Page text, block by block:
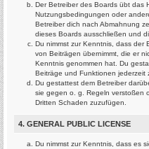
Der Betreiber des Boards übt das
Nutzungsbedingungen oder
Betreiber dich nach Abmahnung
dieses Boards ausschließen und
Du nimmst zur Kenntnis, dass der
von Beiträgen übernimmt, die er
Kenntnis genommen hat. Du
Beiträge und Funktionen jederzeit
Du gestattest dem Betreiber
sie gegen o. g. Regeln verstoßen
Dritten Schaden zuzufügen.
4. GENERAL PUBLIC LICENSE
Du nimmst zur Kenntnis, dass es